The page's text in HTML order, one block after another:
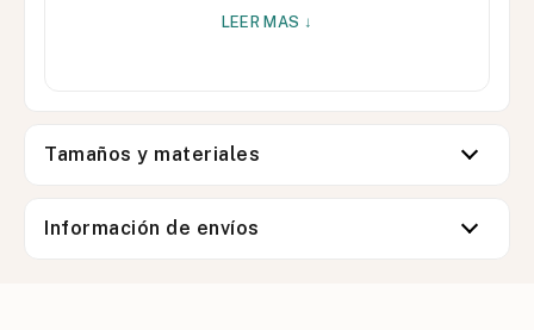
LEER MAS ↓
Tamaños y materiales
Información de envíos